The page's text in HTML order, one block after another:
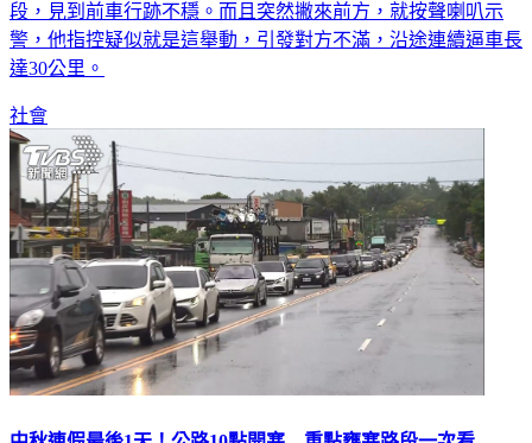
段，見到前車行跡不穩。而且突然撇來前方，就按聲喇叭示
警，他指控疑似就是這舉動，引發對方不滿，沿途連續逼車長
達30公里。
社會